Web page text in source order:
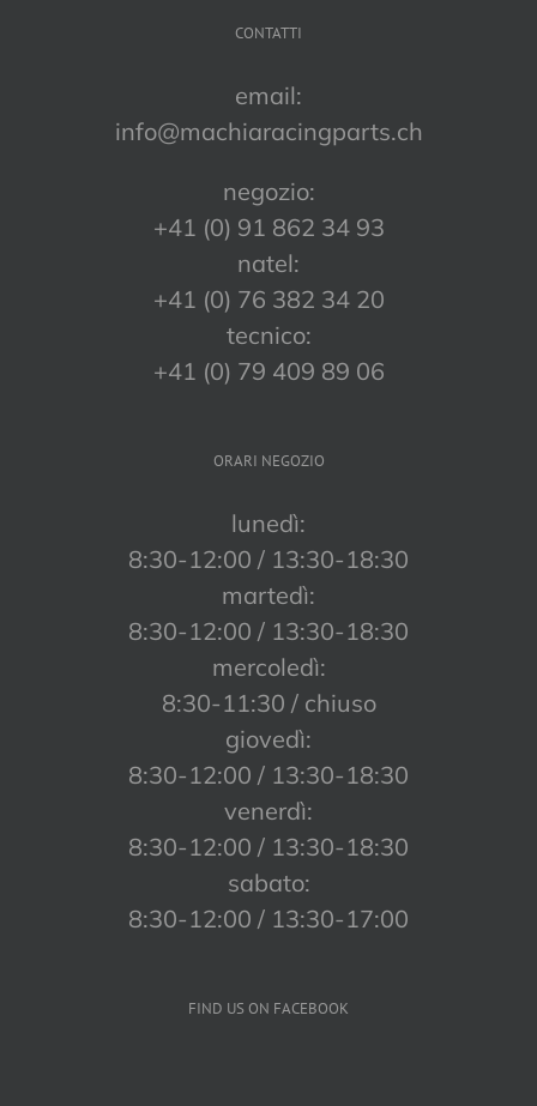
CONTATTI
email:
info@machiaracingparts.ch
negozio:
+41 (0) 91 862 34 93
natel:
+41 (0) 76 382 34 20
tecnico:
+41 (0) 79 409 89 06
ORARI NEGOZIO
lunedì:
8:30-12:00 / 13:30-18:30
martedì:
8:30-12:00 / 13:30-18:30
mercoledì:
8:30-11:30 / chiuso
giovedì:
8:30-12:00 / 13:30-18:30
venerdì:
8:30-12:00 / 13:30-18:30
sabato:
8:30-12:00 / 13:30-17:00
FIND US ON FACEBOOK